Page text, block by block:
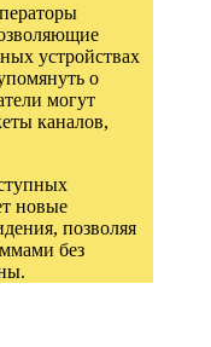
устройствах
о
могут
каналов,
новые
позволяя
без